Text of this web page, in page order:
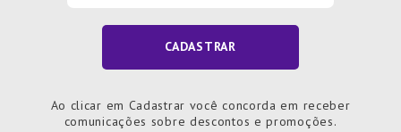
CADASTRAR
Ao clicar em Cadastrar você concorda em receber
comunicações sobre descontos e promoções.